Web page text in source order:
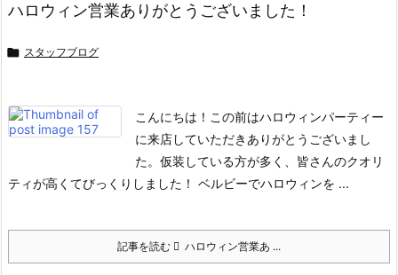
ハロウィン営業ありがとうございました！
 スタッフブログ
こんにちは！ この前はハロウィンパーティー
に来店していただきありがとうございまし
た。 仮装している方が多く、皆さんのクオリ
ティが高くてびっくりしました！ ベルビーでハロウィンを ...
記事を読む ハロウィン営業あ ...